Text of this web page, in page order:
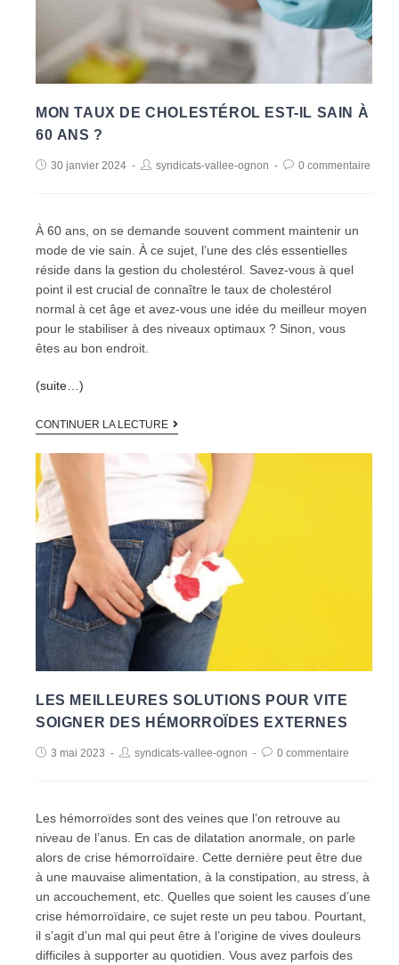
MON TAUX DE CHOLESTÉROL EST-IL SAIN À
60 ANS ?
30 janvier 2024 syndicats-vallee-ognon 0 commentaire
À 60 ans, on se demande souvent comment maintenir un
mode de vie sain. À ce sujet, l’une des clés essentielles
réside dans la gestion du cholestérol. Savez-vous à quel
point il est crucial de connaître le taux de cholestérol
normal à cet âge et avez-vous une idée du meilleur moyen
pour le stabiliser à des niveaux optimaux ? Sinon, vous
êtes au bon endroit.
(suite…)
CONTINUER LA LECTURE
LES MEILLEURES SOLUTIONS POUR VITE
SOIGNER DES HÉMORROÏDES EXTERNES
3 mai 2023 syndicats-vallee-ognon 0 commentaire
Les hémorroïdes sont des veines que l’on retrouve au
niveau de l’anus. En cas de dilatation anormale, on parle
alors de crise hémorroïdaire. Cette dernière peut être due
à une mauvaise alimentation, à la constipation, au stress, à
un accouchement, etc. Quelles que soient les causes d’une
crise hémorroïdaire, ce sujet reste un peu tabou. Pourtant,
il s’agit d’un mal qui peut être à l’origine de vives douleurs
difficiles à supporter au quotidien. Vous avez parfois des